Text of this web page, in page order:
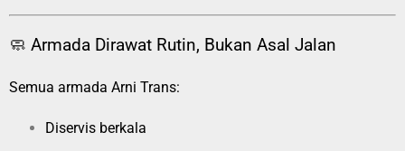
🧼 Armada Dirawat Rutin, Bukan Asal Jalan
Semua armada Arni Trans:
Diservis berkala